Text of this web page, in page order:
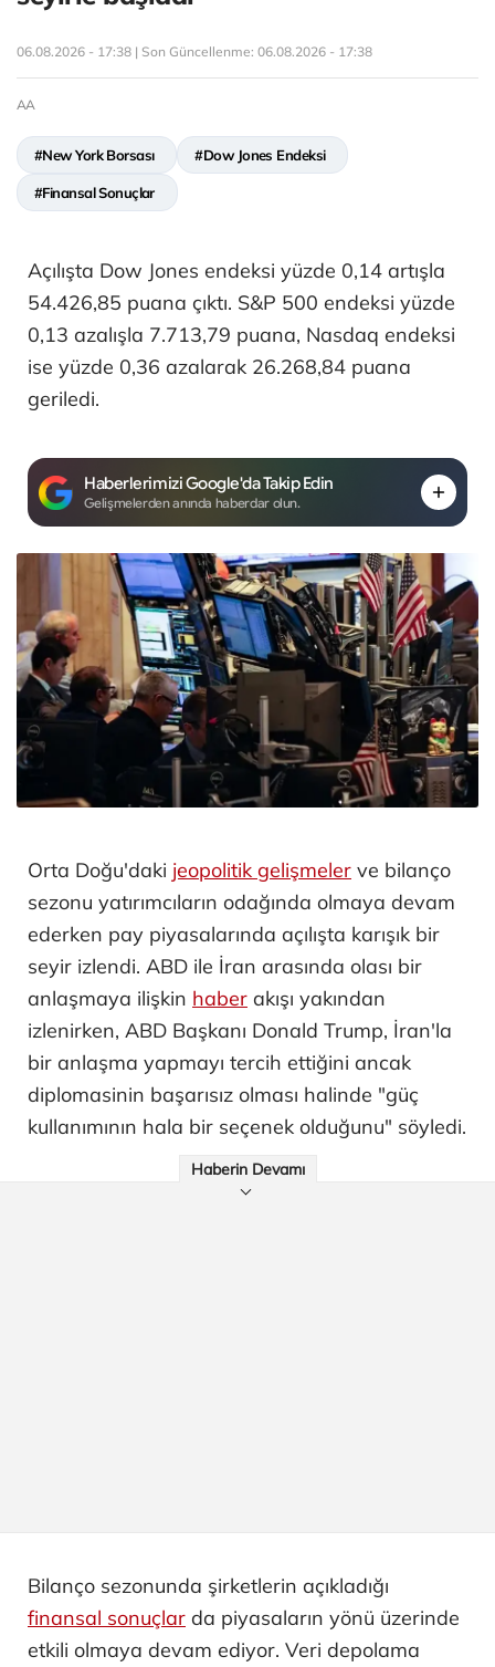
06.08.2026 - 17:38 | Son Güncellenme: 06.08.2026 - 17:38
AA
#New York Borsası #Dow Jones Endeksi
#Finansal Sonuçlar
Açılışta Dow Jones endeksi yüzde 0,14 artışla
54.426,85 puana çıktı. S&P 500 endeksi yüzde
0,13 azalışla 7.713,79 puana, Nasdaq endeksi
ise yüzde 0,36 azalarak 26.268,84 puana
geriledi.
Haberlerimizi Google'da Takip Edin
Gelişmelerden anında haberdar olun.
Orta Doğu'daki jeopolitik gelişmeler ve bilanço
sezonu yatırımcıların odağında olmaya devam
ederken pay piyasalarında açılışta karışık bir
seyir izlendi. ABD ile İran arasında olası bir
anlaşmaya ilişkin haber akışı yakından
izlenirken, ABD Başkanı Donald Trump, İran'la
bir anlaşma yapmayı tercih ettiğini ancak
diplomasinin başarısız olması halinde "güç
kullanımının hala bir seçenek olduğunu" söyledi.
Haberin Devamı
Bilanço sezonunda şirketlerin açıkladığı
finansal sonuçlar da piyasaların yönü üzerinde
etkili olmaya devam ediyor. Veri depolama